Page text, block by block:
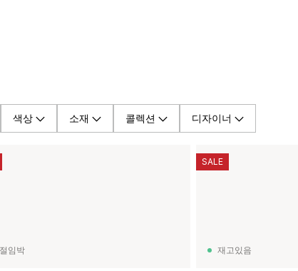
색상 소재 콜렉션 디자이너
임박 재고있음
SALE